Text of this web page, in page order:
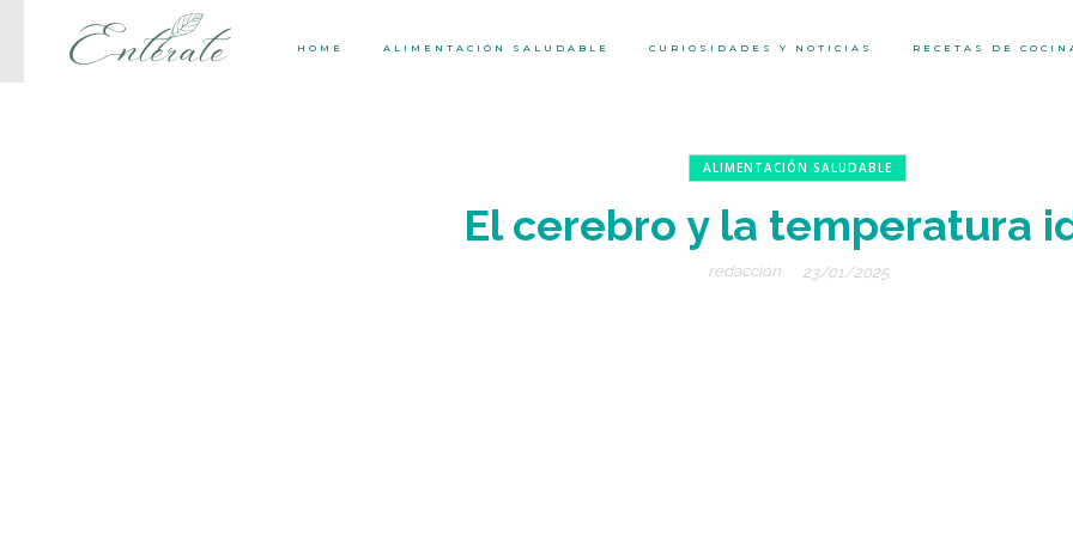
HOME ALIMENTACIÓN SALUDABLE CURIOSIDADES Y NOTICIAS RECETAS DE
ALIMENTACIÓN SALUDABLE
El cerebro y la temperatura
redacción 23/01/2025